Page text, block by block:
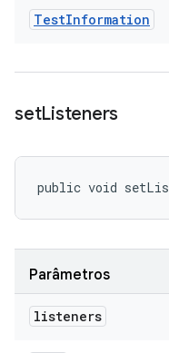
TestInformation
setListeners
public void
Parâmetros
listeners